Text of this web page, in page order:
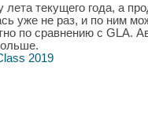
текущего года, а
уже не раз, и по ним
по сравнению с GLA.